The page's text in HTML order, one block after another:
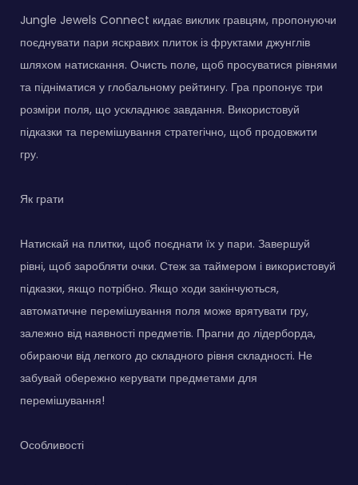
Jungle Jewels Connect кидає виклик гравцям, пропонуючи
поєднувати пари яскравих плиток із фруктами джунглів
шляхом натискання. Очисть поле, щоб просуватися рівнями
та підніматися у глобальному рейтингу. Гра пропонує три
розміри поля, що ускладнює завдання. Використовуй
підказки та перемішування стратегічно, щоб продовжити
гру.
Як грати
Натискай на плитки, щоб поєднати їх у пари. Завершуй
рівні, щоб заробляти очки. Стеж за таймером і використовуй
підказки, якщо потрібно. Якщо ходи закінчуються,
автоматичне перемішування поля може врятувати гру,
залежно від наявності предметів. Прагни до лідерборда,
обираючи від легкого до складного рівня складності. Не
забувай обережно керувати предметами для
перемішування!
Особливості